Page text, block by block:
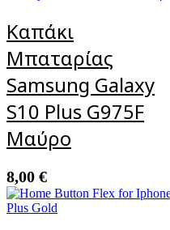
Καπάκι
Μπαταρίας
Samsung Galaxy
S10 Plus G975F
Μαύρο
8,00 €